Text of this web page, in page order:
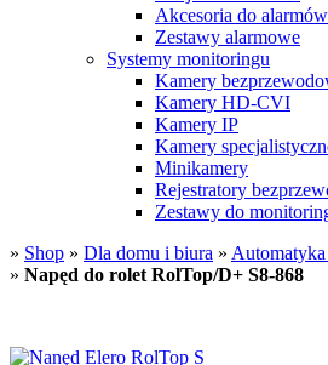
Akcesoria do alarmów
Zestawy alarmowe
Systemy monitoringu
Kamery
Kamery HD-CVI
Kamery IP
Kamery
Minikamery
Rejestratory
Zestawy do
» Shop » Dla domu i biura »
» Napęd do rolet RolTop/D+ S8-868